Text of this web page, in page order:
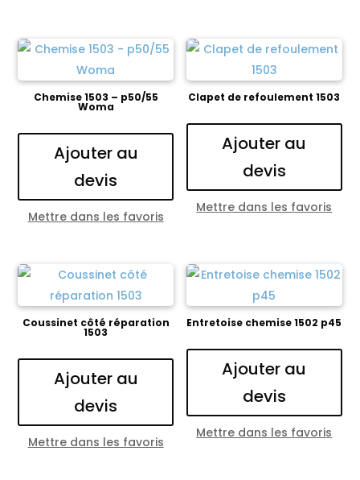
Chemise 1503 – p50/55
Woma
Ajouter au
devis
Mettre dans les favoris
Clapet de refoulement 1503
Ajouter au
devis
Mettre dans les favoris
Coussinet côté réparation
1503
Ajouter au
devis
Mettre dans les favoris
Entretoise chemise 1502 p45
Ajouter au
devis
Mettre dans les favoris